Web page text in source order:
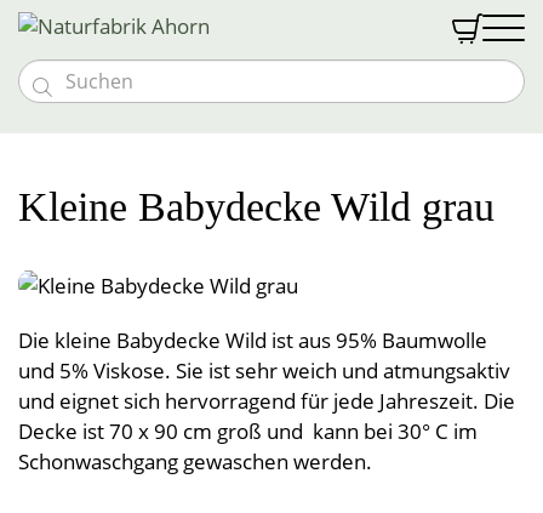

Nachtkästchen
Vollholzsofas & Couchen
Liebhaberstücke
Besondere Extras
Vollholzpflege
Sonderanfertigungen
Vollholztische
Kommoden und Vitrinen
Wohnwände
Couchen & Couchtische
Einzelstücke
Vollholzbetten
Schlafen
Bio med vital Bettsystem
Polster
Unterbetten
Lattenroste
Goldkäfer Baby
Kindermatratzen
Kinder-Bettwäsche
Tragehilfen
Stillkissen
Schlafsackerl
Schlafen
Naturbettwäsche
Leinen & Hanf
Halbleinen
Baumwolle
Spannleintücher
Nässeschutz
Wohnen
Decken
Baumwolldecken
Kuscheldecken
Polster
Leben
Teppiche
Küche
Abverkauf %
Gutscheine
Über uns
Öffnungszeiten
Team
News & Messen
Kontakt & Anfahrt
Jobs
Kontakt & Anfahrt
Öffnungszeiten
Anmelden

Kleine Babydecke Wild grau
Die kleine Babydecke Wild ist aus 95% Baumwolle
und 5% Viskose. Sie ist sehr weich und atmungsaktiv
und eignet sich hervorragend für jede Jahreszeit. Die
Decke ist 70 x 90 cm groß und kann bei 30° C im
Schonwaschgang gewaschen werden.